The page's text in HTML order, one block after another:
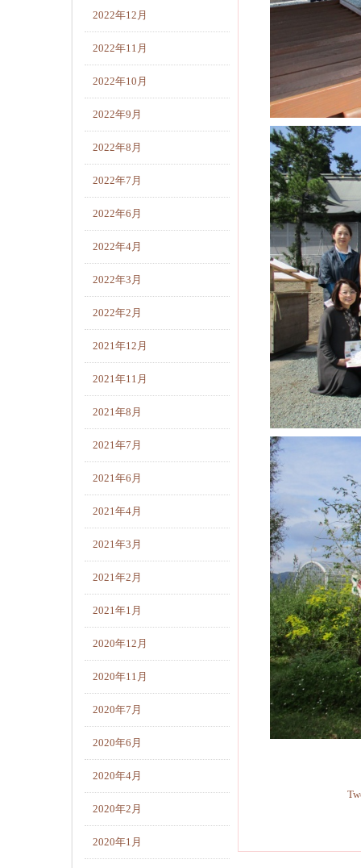
2022年12月
2022年11月
2022年10月
2022年9月
2022年8月
2022年7月
2022年6月
2022年4月
2022年3月
2022年2月
2021年12月
2021年11月
2021年8月
2021年7月
2021年6月
2021年4月
2021年3月
2021年2月
2021年1月
2020年12月
2020年11月
2020年7月
2020年6月
2020年4月
2020年2月
2020年1月